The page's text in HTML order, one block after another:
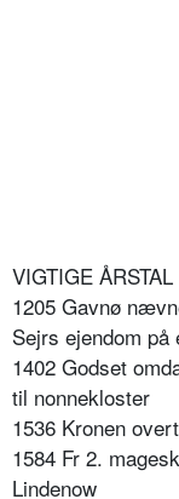
VIGTIGE ÅRSTAL
1205 Gavnø
Sejrs ejendom
1402 Godset
til nonnekloster
1536 Kronen
1584 Fr 2.
Lindenow